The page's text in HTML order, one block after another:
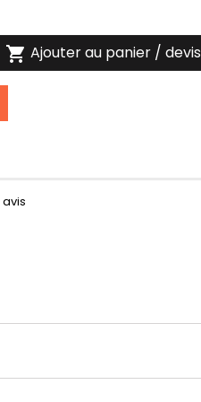
 Ajouter au panier / devis
avis